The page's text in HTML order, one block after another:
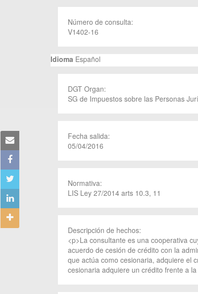
Número de consulta:
V1402-16
Idioma Español
DGT Organ:
SG de Impuestos sobre las Personas
Fecha salida:
05/04/2016
Normativa:
LIS Ley 27/2014 arts 10.3, 11
Descripción de hechos:
<p>La consultante es una cooperativa
acuerdo de cesión de crédito con la
que actúa como cesionaria, adquiere el
cesionaria adquiere un crédito frente a